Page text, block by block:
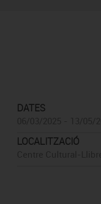
DATES
LOCALITZACIÓ